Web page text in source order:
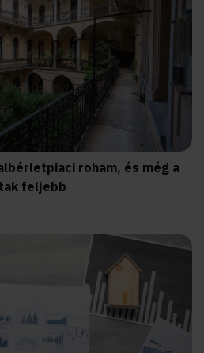
roham, és még a
feljebb